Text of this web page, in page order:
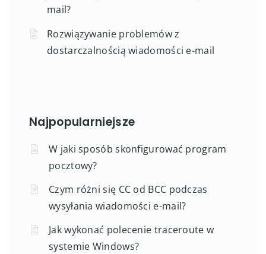
mail?
Rozwiązywanie problemów z
dostarczalnością wiadomości e-mail
Najpopularniejsze
W jaki sposób skonfigurować program
pocztowy?
Czym różni się CC od BCC podczas
wysyłania wiadomości e-mail?
Jak wykonać polecenie traceroute w
systemie Windows?